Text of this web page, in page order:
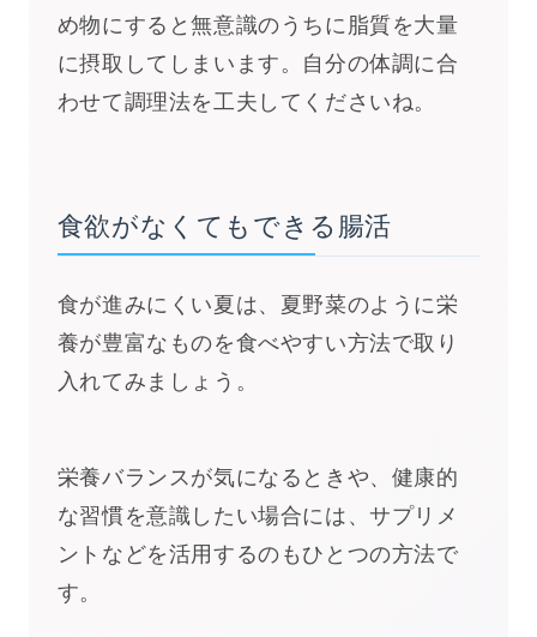
め物にすると無意識のうちに脂質を大量
に摂取してしまいます。自分の体調に合
わせて調理法を工夫してくださいね。
食欲がなくてもできる腸活
食が進みにくい夏は、夏野菜のように栄
養が豊富なものを食べやすい方法で取り
入れてみましょう。
栄養バランスが気になるときや、健康的
な習慣を意識したい場合には、サプリメ
ントなどを活用するのもひとつの方法で
す。